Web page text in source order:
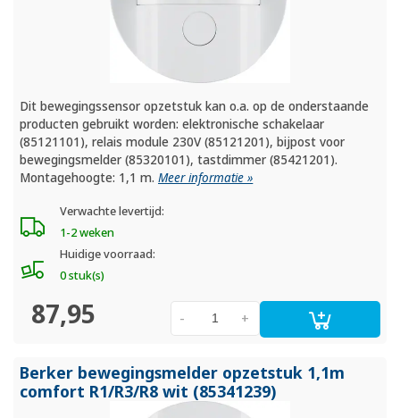
Dit bewegingssensor opzetstuk kan o.a. op de onderstaande
producten gebruikt worden: elektronische schakelaar
(85121101), relais module 230V (85121201), bijpost voor
bewegingsmelder (85320101), tastdimmer (85421201).
Montagehoogte: 1,1 m.Meer informatie »
Verwachte levertijd:
1-2 weken
Huidige voorraad:
0 stuk(s)
87,95 +
-
Berker bewegingsmelder opzetstuk 1,1m
comfort R1/R3/R8 wit (85341239)